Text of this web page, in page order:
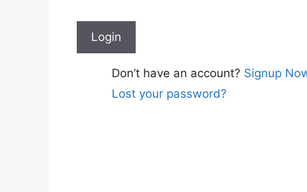
Don’t have an account? Signup
Lost your password?